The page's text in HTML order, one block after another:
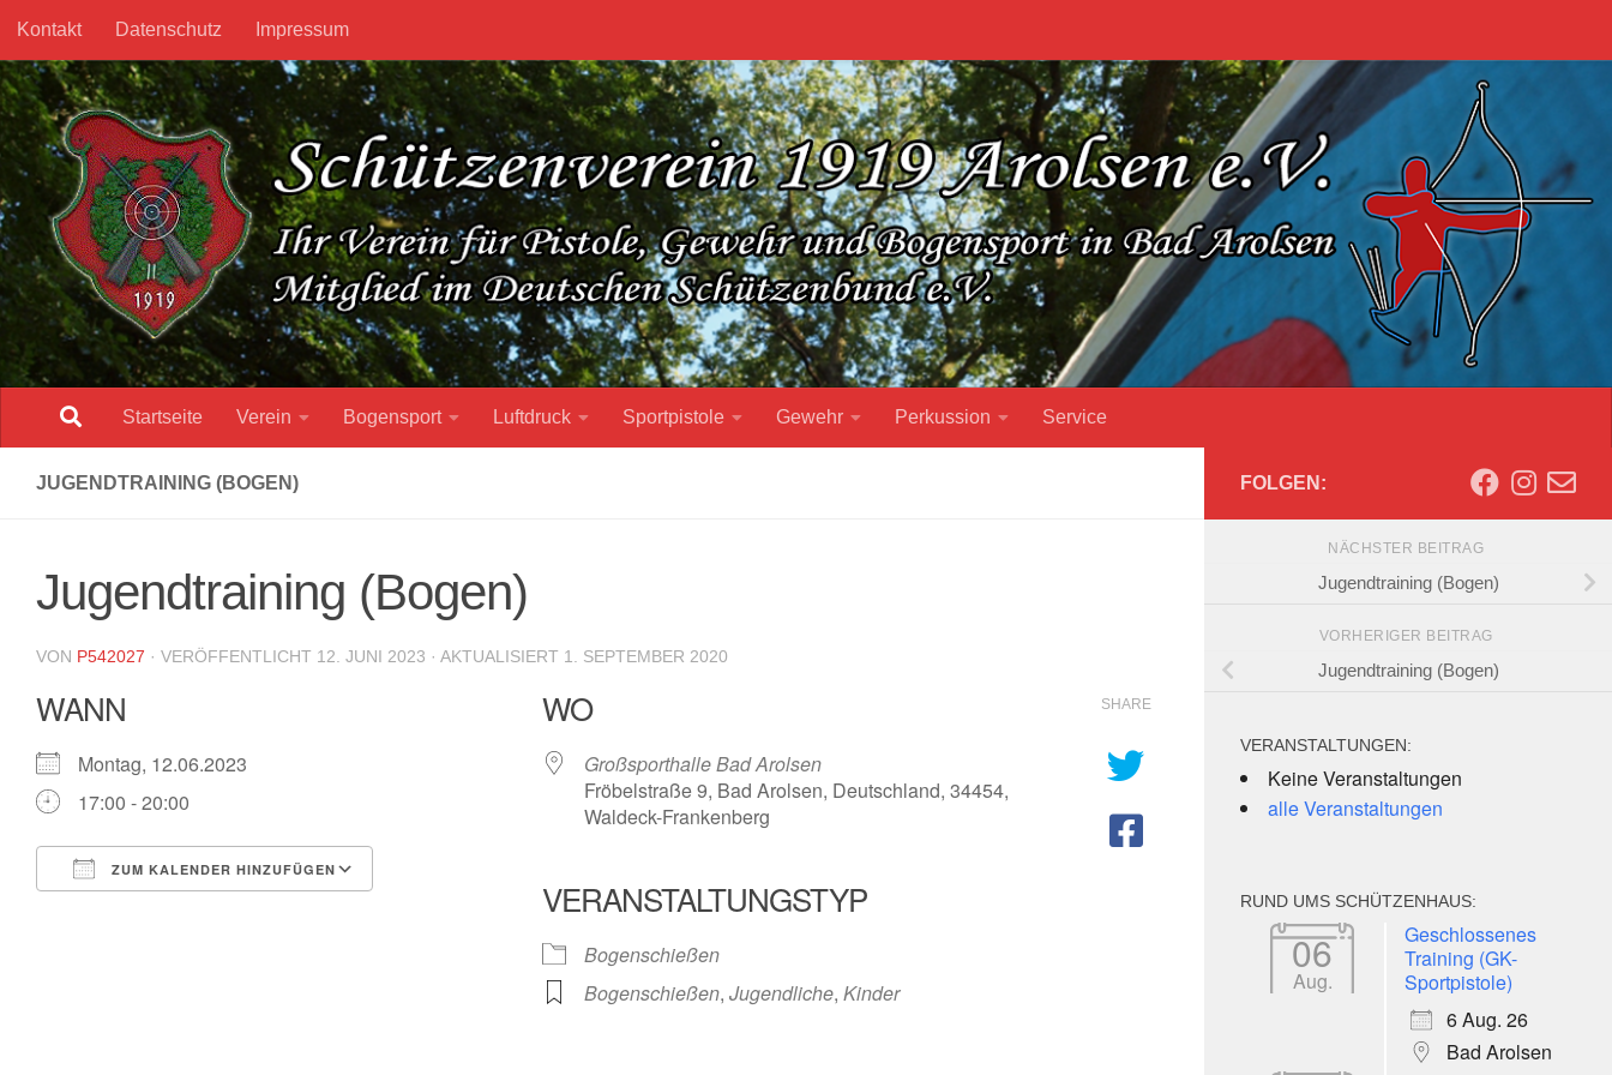
Unter dem Inhalt
Kontakt Datenschutz Impressum
Startseite Verein Bogensport Luftdruck Sportpistole Gewehr Perkussion Service
JUGENDTRAINING (BOGEN)
Jugendtraining (Bogen)
VON P542027 · VERÖFFENTLICHT 12. JUNI 2023 · AKTUALISIERT 1. SEPTEMBER 2020
WANN
Montag, 12.06.2023
17:00 - 20:00
ZUM KALENDER HINZUFÜGEN
iCalendar Outlook Live
WO
Großsporthalle Bad Arolsen
Fröbelstraße 9, Bad Arolsen, Deutschland, 34454,
Waldeck-Frankenberg
VERANSTALTUNGSTYP
Bogenschießen
Bogenschießen, Jugendliche, Kinder
SHARE
FOLGEN:
NÄCHSTER BEITRAG
Jugendtraining (Bogen)
VORHERIGER BEITRAG
Jugendtraining (Bogen)
VERANSTALTUNGEN:
Keine Veranstaltungen
alle Veranstaltungen
RUND UMS SCHÜTZENHAUS:
06
Aug.
Geschlossenes
Training (GK-
Sportpistole)
6 Aug. 26
Bad Arolsen